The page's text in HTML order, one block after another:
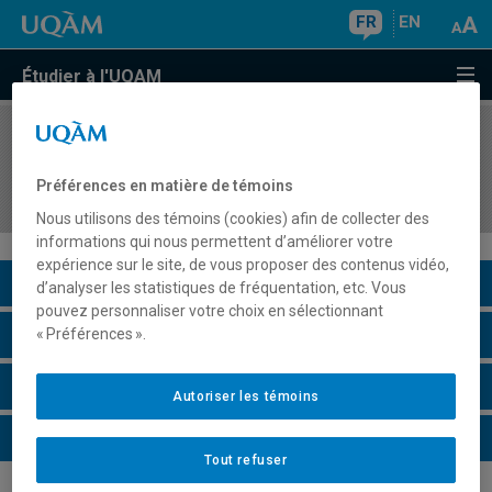
FR EN
Étudier à l'UQAM
COURS//
de la santé sexuelle en milieu scolaire
Description du cours
Horaire - Été 2026
Horaire - Automne 2026
Horaire - Hiver 2027
Préférences en matière de témoins
Nous utilisons des témoins (cookies) afin de collecter des
informations qui nous permettent d’améliorer votre
expérience sur le site, de vous proposer des contenus vidéo,
d’analyser les statistiques de fréquentation, etc. Vous
pouvez personnaliser votre choix en sélectionnant
« Préférences ».
Tout refuser
Autoriser les témoins